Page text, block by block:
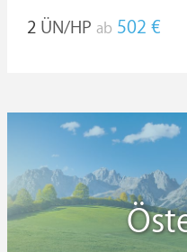
2 ÜN/HP ab 502 €